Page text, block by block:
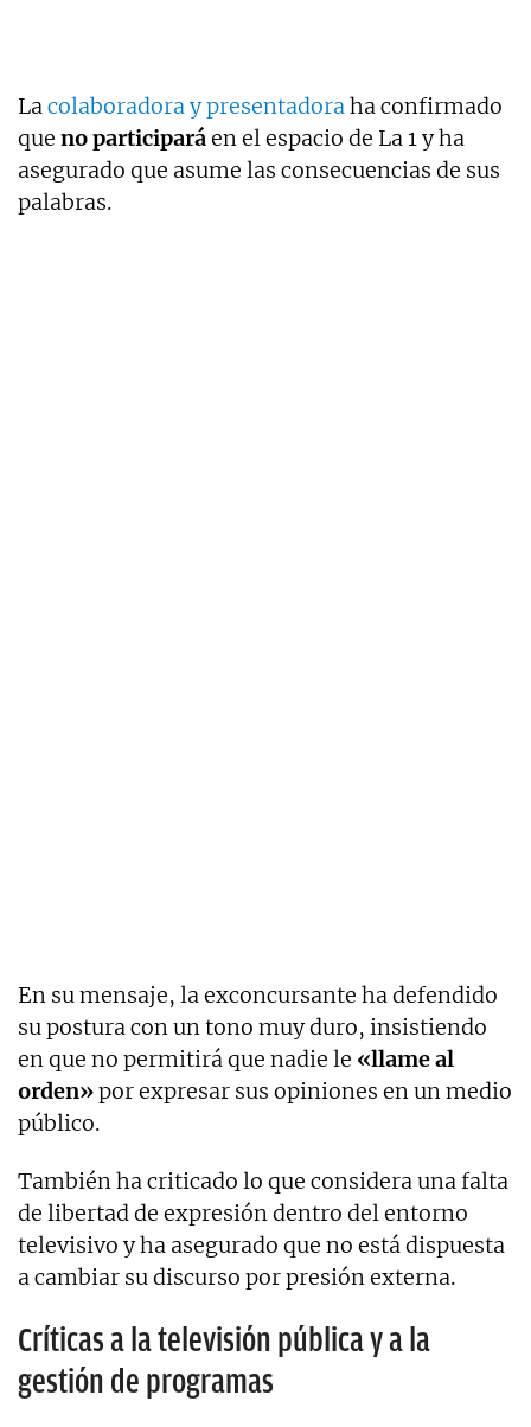
Lacolaboradora y presentadoraha confirmado
que no participaráen el espacio de La 1 y ha
asegurado que asume las consecuencias de sus
palabras.
En su mensaje, la exconcursante ha defendido
su postura con un tono muy duro, insistiendo
en que no permitirá que nadie le «llame al
orden»por expresar sus opiniones en un medio
público.
También ha criticado lo que considera una falta
de libertad de expresión dentro del entorno
televisivo y ha asegurado que no está dispuesta
a cambiar su discurso por presión externa.
Críticas a la televisión pública y a la
gestión de programas